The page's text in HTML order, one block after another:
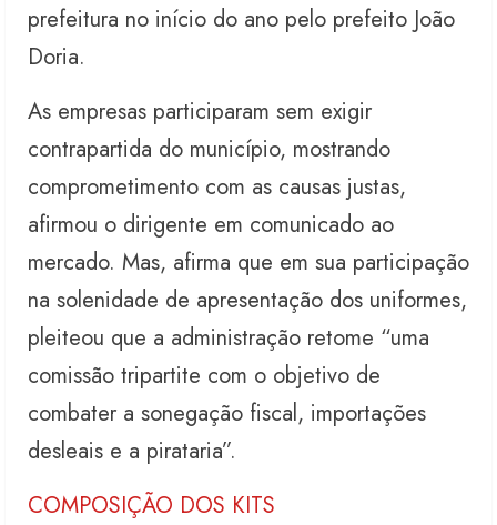
prefeitura no início do ano pelo prefeito João
Doria.
As empresas participaram sem exigir
contrapartida do município, mostrando
comprometimento com as causas justas,
afirmou o dirigente em comunicado ao
mercado. Mas, afirma que em sua participação
na solenidade de apresentação dos uniformes,
pleiteou que a administração retome “uma
comissão tripartite com o objetivo de
combater a sonegação fiscal, importações
desleais e a pirataria”.
COMPOSIÇÃO DOS KITS